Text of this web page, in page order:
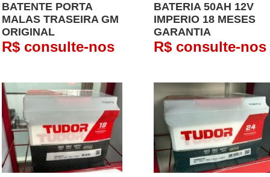
BATENTE PORTA
MALAS TRASEIRA GM
ORIGINAL
R$ consulte-nos
BATERIA 50AH 12V
IMPERIO 18 MESES
GARANTIA
R$ consulte-nos